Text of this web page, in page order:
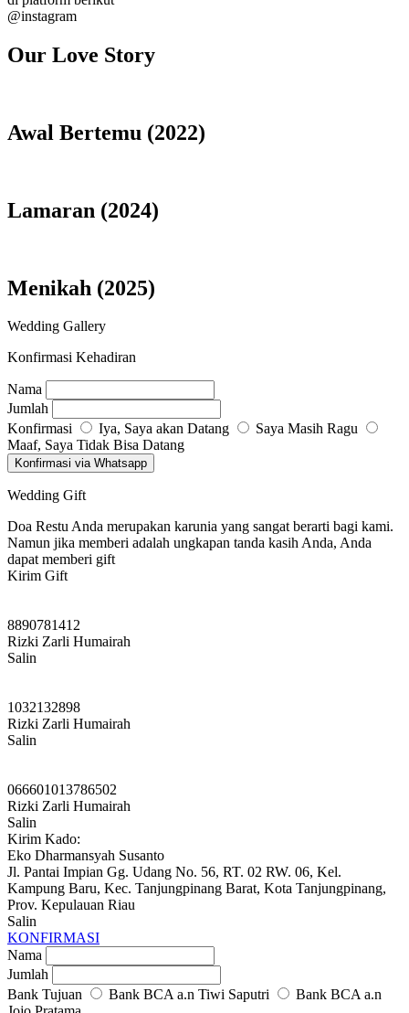
@instagram
Our Love Story
Awal Bertemu (2022)
Lamaran (2024)
Menikah (2025)
Wedding Gallery
Konfirmasi Kehadiran
Nama
Jumlah
Konfirmasi
Iya, Saya akan Datang
Saya Masih Ragu
Maaf, Saya Tidak Bisa Datang
Konfirmasi via Whatsapp
Wedding Gift
Doa Restu Anda merupakan karunia yang sangat berarti bagi kami.
Namun jika memberi adalah ungkapan tanda kasih Anda, Anda
dapat memberi gift
Kirim Gift
8890781412
Rizki Zarli Humairah
Salin
1032132898
Rizki Zarli Humairah
Salin
066601013786502
Rizki Zarli Humairah
Salin
Kirim Kado:
Eko Dharmansyah Susanto
Jl. Pantai Impian Gg. Udang No. 56, RT. 02 RW. 06, Kel.
Kampung Baru, Kec. Tanjungpinang Barat, Kota Tanjungpinang,
Prov. Kepulauan Riau
Salin
KONFIRMASI
Nama
Jumlah
Bank Tujuan
Bank BCA a.n Tiwi Saputri
Bank BCA a.n